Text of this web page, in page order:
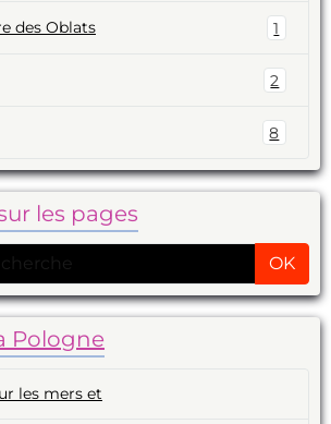
des Oblats 1
2
8
les pages
OK
Pologne
les mers et